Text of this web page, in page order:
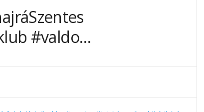
#valdo…